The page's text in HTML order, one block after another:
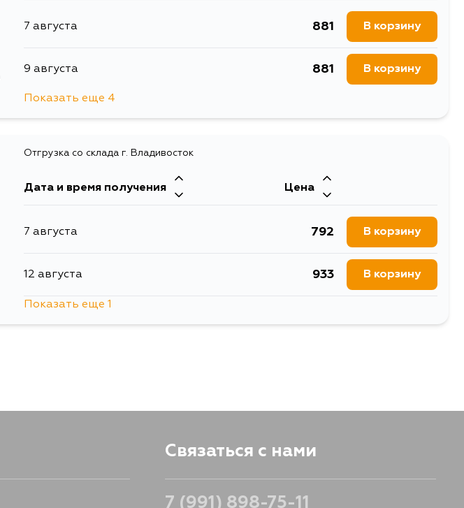
7 августа 881 В корзину
9 августа 881 В корзину
16 августа
17 августа 881
18 августа 881 В корзину
Показать еще 4
Отгрузка со склада г. Владивосток
Дата и время получения Цена
7 августа 792 В корзину
12 августа 933 В корзину
Показать еще 1
Связаться с нами
7 (991) 898-75-11